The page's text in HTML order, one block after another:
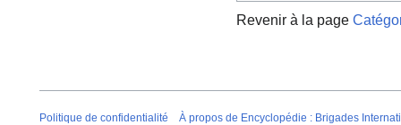
Revenir à la page
Politique de confidentialité À propos de Encyclopédie : Brigades